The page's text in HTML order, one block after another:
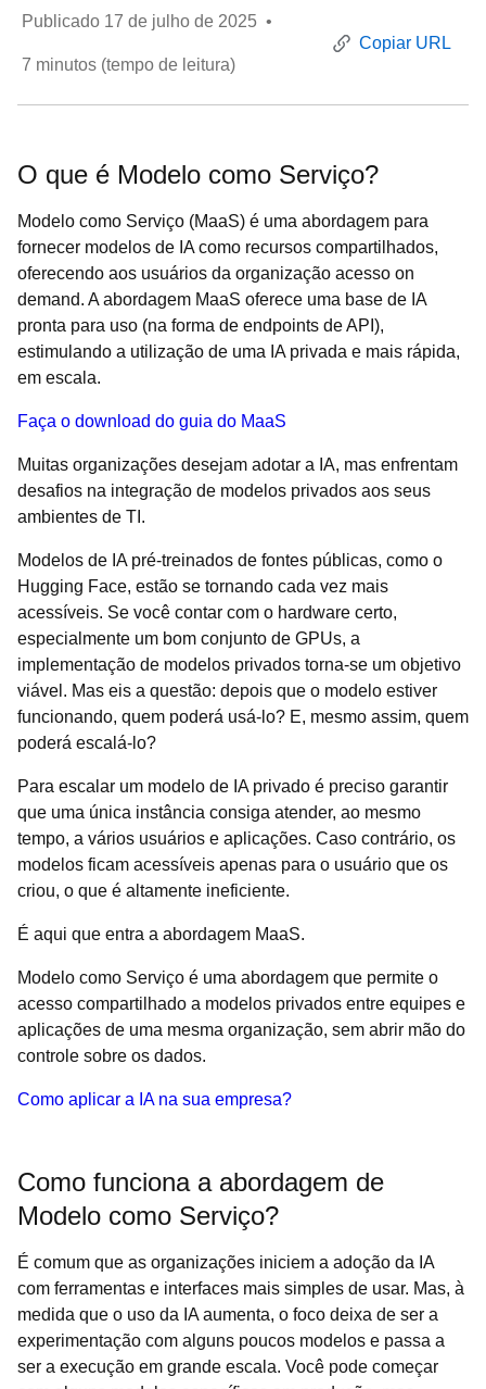
Publicado 17 de julho de 2025 •
7 minutos (tempo de leitura)
Copiar URL
O que é Modelo como Serviço?
Modelo como Serviço (MaaS) é uma abordagem para
fornecer modelos de IA como recursos compartilhados,
oferecendo aos usuários da organização acesso on
demand. A abordagem MaaS oferece uma base de IA
pronta para uso (na forma de endpoints de API),
estimulando a utilização de uma IA privada e mais rápida,
em escala.
Faça o download do guia do MaaS
Muitas organizações desejam adotar a IA, mas enfrentam
desafios na integração de modelos privados aos seus
ambientes de TI.
Modelos de IA pré-treinados de fontes públicas, como o
Hugging Face, estão se tornando cada vez mais
acessíveis. Se você contar com o hardware certo,
especialmente um bom conjunto de GPUs, a
implementação de modelos privados torna-se um objetivo
viável. Mas eis a questão: depois que o modelo estiver
funcionando, quem poderá usá-lo? E, mesmo assim, quem
poderá escalá-lo?
Para escalar um modelo de IA privado é preciso garantir
que uma única instância consiga atender, ao mesmo
tempo, a vários usuários e aplicações. Caso contrário, os
modelos ficam acessíveis apenas para o usuário que os
criou, o que é altamente ineficiente.
É aqui que entra a abordagem MaaS.
Modelo como Serviço é uma abordagem que permite o
acesso compartilhado a modelos privados entre equipes e
aplicações de uma mesma organização, sem abrir mão do
controle sobre os dados.
Como aplicar a IA na sua empresa?
Como funciona a abordagem de
Modelo como Serviço?
É comum que as organizações iniciem a adoção da IA
com ferramentas e interfaces mais simples de usar. Mas, à
medida que o uso da IA aumenta, o foco deixa de ser a
experimentação com alguns poucos modelos e passa a
ser a execução em grande escala. Você pode começar